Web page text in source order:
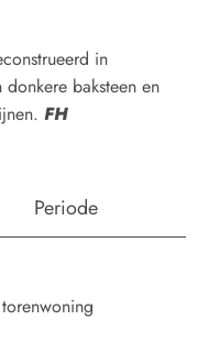
in
baksteen en
FH
Periode